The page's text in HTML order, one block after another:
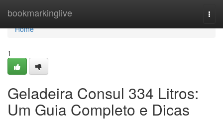
bookmarkinglive
Home
Home
1
Geladeira Consul 334 Litros:
Um Guia Completo e Dicas